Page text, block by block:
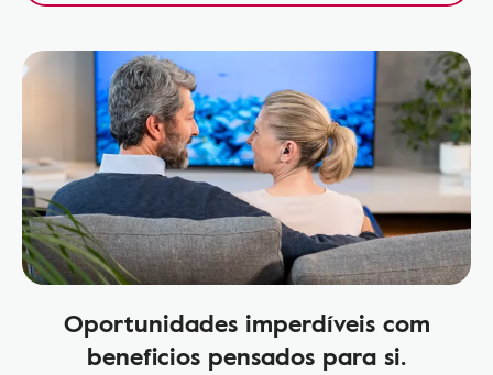
Oportunidades imperdíveis com
beneficios pensados para si.